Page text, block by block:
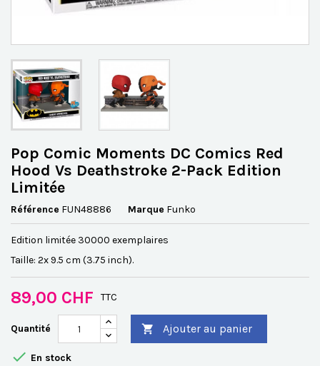
Pop Comic Moments DC Comics Red
Hood Vs Deathstroke 2-Pack Edition
Limitée
Référence FUN48886 Marque Funko
Edition limitée 30000 exemplaires
Taille: 2x 9.5 cm (3.75 inch).
89,00 CHF TTC
Quantité  Ajouter au panier
 En stock